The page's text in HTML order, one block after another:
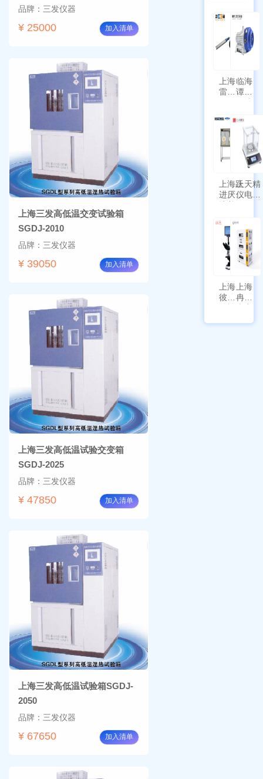
品牌：三发仪器
¥ 25000 加入清单
上海三发高低温交变试验箱
SGDJ-2010
品牌：三发仪器
¥ 39050 加入清单
上海三发高低温试验交变箱
SGDJ-2025
品牌：三发仪器
¥ 47850 加入清单
上海三发高低温试验箱SGDJ-
2050
品牌：三发仪器
¥ 67650 加入清单
上海
雷磁
符合
新国
标带
功能
临海
谭氏
干式
泵
SPL-
10
上海跃
进厌氧
培养箱
III-T
上天精
仪电子
带审计
追踪功
能
上海
彼爱
姆视
上海
冉绘
大容